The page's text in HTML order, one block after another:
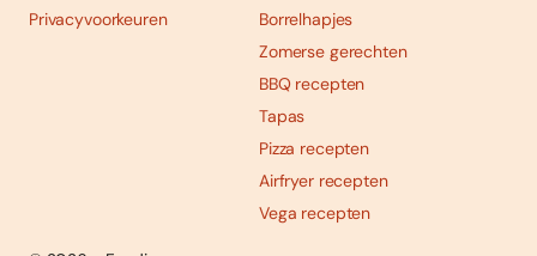
Privacyvoorkeuren
Borrelhapjes
Zomerse gerechten
BBQ recepten
Tapas
Pizza recepten
Airfryer recepten
Vega recepten